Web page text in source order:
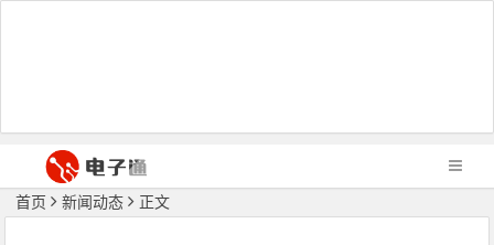
首页 新闻动态 正文